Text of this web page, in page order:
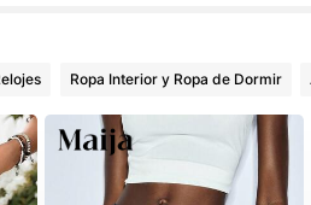
Ropa Interior y Ropa de Dormir